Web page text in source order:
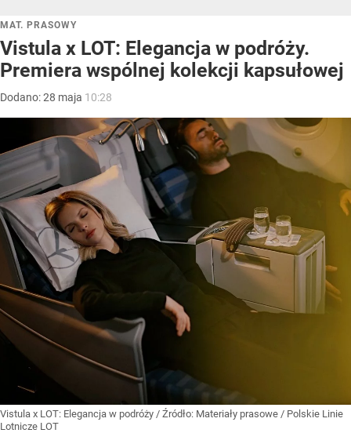
MAT. PRASOWY
Vistula x LOT: Elegancja w podróży.
Premiera wspólnej kolekcji kapsułowej
Dodano:28 maja 10:28
Vistula x LOT: Elegancja w podróży / Źródło: Materiały prasowe / Polskie Linie
Lotnicze LOT